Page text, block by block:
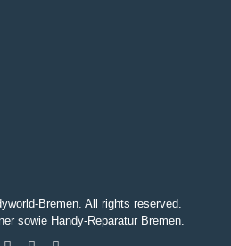
Bremen. All rights reserved.
sowie Handy-Reparatur Bremen.